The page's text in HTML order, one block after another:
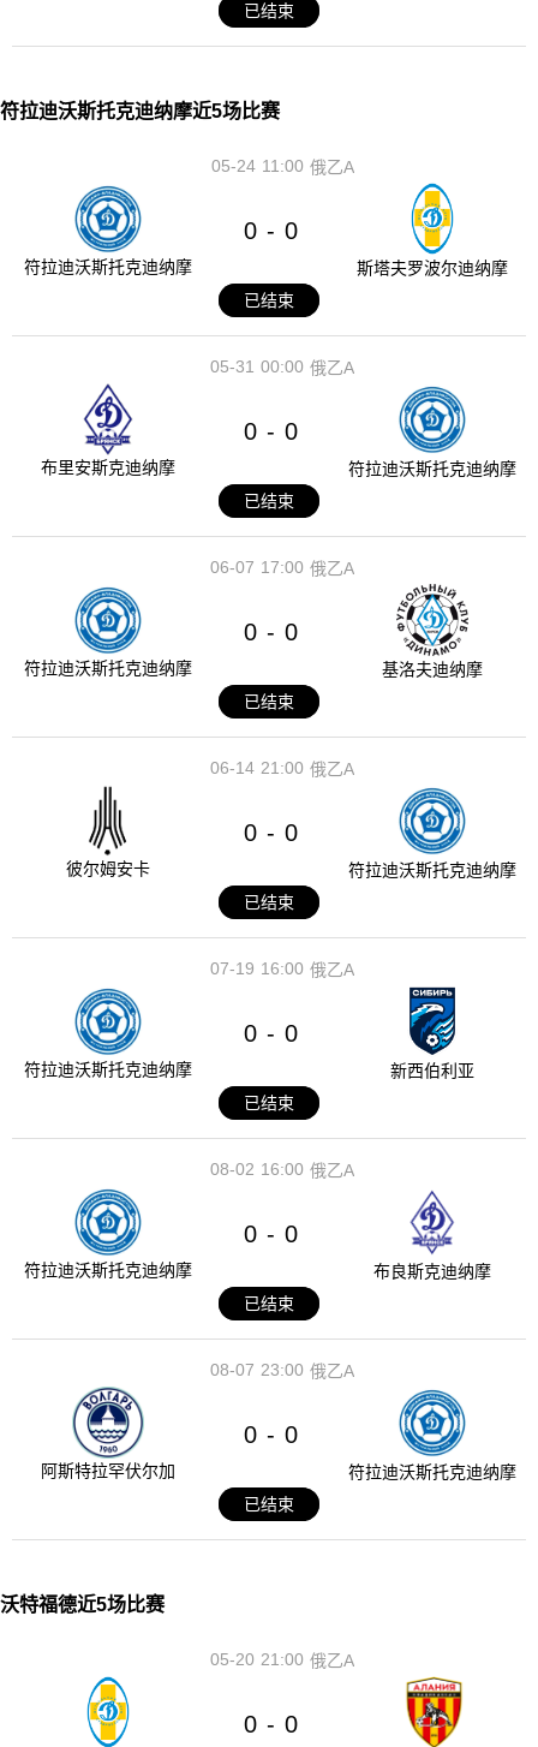
已结束
符拉迪沃斯托克迪纳摩近5场比赛
11:00
05-24 俄乙A
符拉迪沃斯托克迪纳摩
0 - 0
斯塔夫罗波尔迪纳摩
已结束
00:00
05-31 俄乙A
布里安斯克迪纳摩
0 - 0
符拉迪沃斯托克迪纳摩
已结束
17:00
06-07 俄乙A
符拉迪沃斯托克迪纳摩
0 - 0
基洛夫迪纳摩
已结束
21:00
06-14 俄乙A
彼尔姆安卡
0 - 0
符拉迪沃斯托克迪纳摩
已结束
16:00
07-19 俄乙A
符拉迪沃斯托克迪纳摩
0 - 0
新西伯利亚
已结束
16:00
08-02 俄乙A
符拉迪沃斯托克迪纳摩
0 - 0
布良斯克迪纳摩
已结束
23:00
08-07 俄乙A
阿斯特拉罕伏尔加
0 - 0
符拉迪沃斯托克迪纳摩
已结束
沃特福德近5场比赛
21:00
05-20 俄乙A
0 - 0